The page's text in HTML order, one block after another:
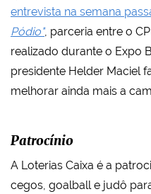
entrevista na semana
Pódio", parceria entre o
realizado durante o Expo
presidente Helder Maciel
melhorar ainda mais a
Patrocínio
A Loterias Caixa é a
cegos, goalball e judô